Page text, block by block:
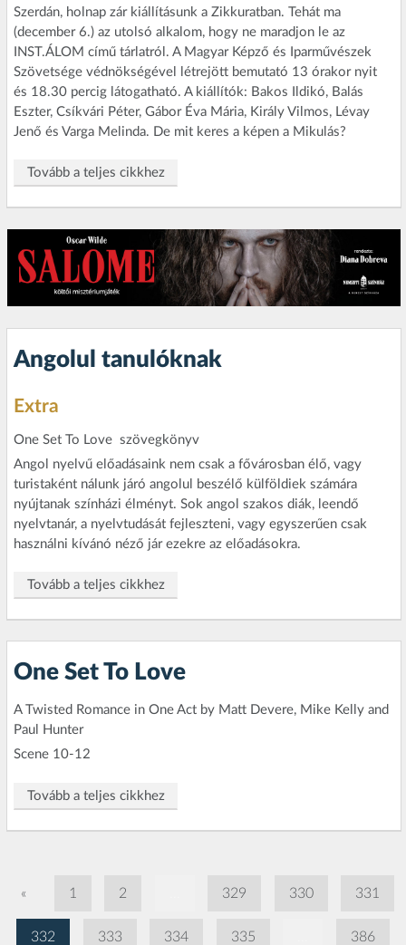
Szerdán, holnap zár kiállításunk a Zikkuratban. Tehát ma
(december 6.) az utolsó alkalom, hogy ne maradjon le az
INST.ÁLOM című tárlatról. A Magyar Képző és Iparművészek
Szövetsége védnökségével létrejött bemutató 13 órakor nyit
és 18.30 percig látogatható. A kiállítók: Bakos Ildikó, Balás
Eszter, Csíkvári Péter, Gábor Éva Mária, Király Vilmos, Lévay
Jenő és Varga Melinda. De mit keres a képen a Mikulás?
Tovább a teljes cikkhez
Angolul tanulóknak
Extra
One Set To Love  szövegkönyv
Angol nyelvű előadásaink nem csak a fővárosban élő, vagy
turistaként nálunk járó angolul beszélő külföldiek számára
nyújtanak színházi élményt. Sok angol szakos diák, leendő
nyelvtanár, a nyelvtudását fejleszteni, vagy egyszerűen csak
használni kívánó néző jár ezekre az előadásokra.
Tovább a teljes cikkhez
One Set To Love
A Twisted Romance in One Act by Matt Devere, Mike Kelly and
Paul Hunter
Scene 10-12
Tovább a teljes cikkhez
« 1 2 329 330 331
332 333 334 335 386